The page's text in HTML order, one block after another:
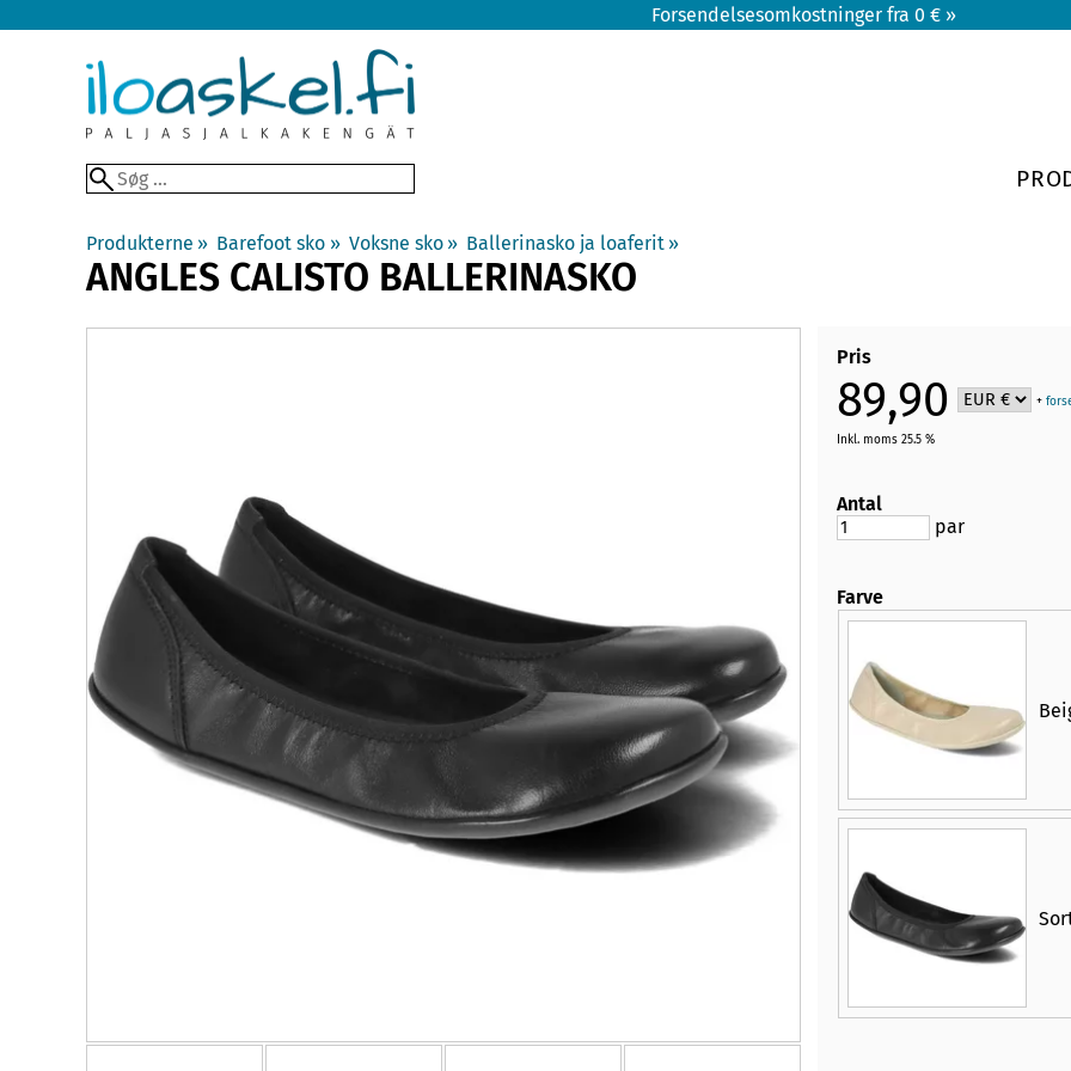
Forsendelsesomkostninger fra 0 € »
Produkterne ‪» Barefoot sko ‪» Voksne sko ‪» Ballerinasko ja loaferit ‪»
ANGLES CALISTO BALLERINASKO
Pris
89,90 +
Inkl. moms 25.5 %
Antal
par
Farve